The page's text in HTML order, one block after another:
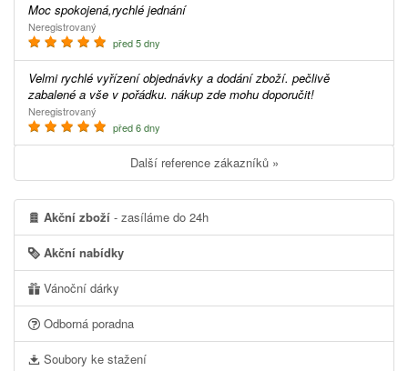
Moc spokojená,rychlé jednání
Neregistrovaný
před 5 dny
Velmi rychlé vyřízení objednávky a dodání zboží. pečlivě
zabalené a vše v pořádku. nákup zde mohu doporučit!
Neregistrovaný
před 6 dny
Další reference zákazníků »
Akční zboží - zasíláme do 24h
Akční nabídky
Vánoční dárky
Odborná poradna
Soubory ke stažení